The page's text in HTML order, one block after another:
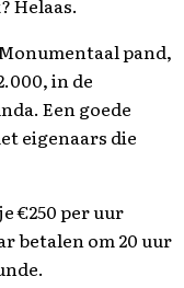
Helaas.
pand,
in de
Een goede
eigenaars die
€250 per uur
betalen om 20 uur